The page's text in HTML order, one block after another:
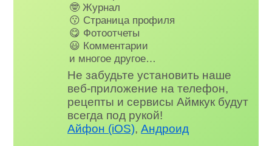
🤓 Журнал
😗 Страница профиля
😋 Фотоотчеты
😃 Комментарии
и многое другое…
Не забудьте установить наше
веб-приложение на телефон,
рецепты и сервисы Аймкук будут
всегда под рукой!
Айфон (iOS),Андроид